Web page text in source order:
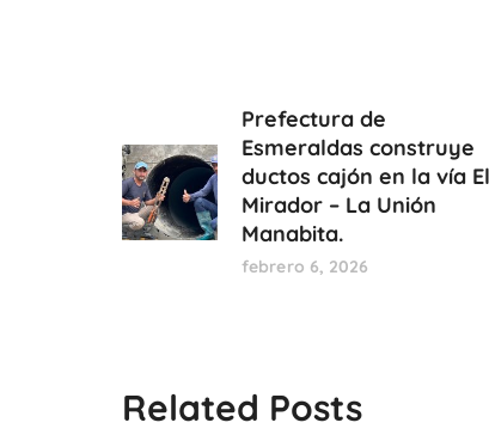
Prefectura de
Esmeraldas construye
ductos cajón en la vía El
Mirador – La Unión
Manabita.
febrero 6, 2026
Related Posts